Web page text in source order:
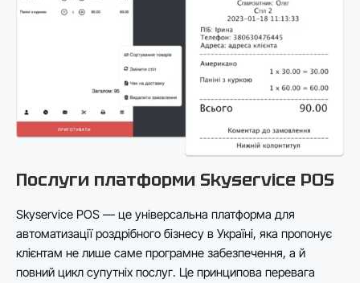
Послуги платформи Skyservice POS
Skyservice POS — це універсальна платформа для
автоматизації роздрібного бізнесу в Україні, яка пропонує
клієнтам не лише саме програмне забезпечення, а й
повний цикл супутніх послуг. Це принципова перевага